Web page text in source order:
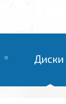
Диски